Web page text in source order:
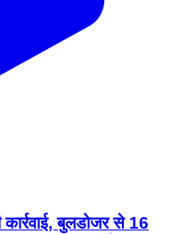
बुलडोजर से 16